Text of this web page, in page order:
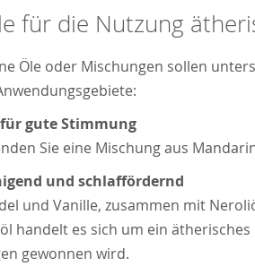
für die Nutzung
Öle oder Mischungen sollen
gute Stimmung
Sie eine Mischung aus
und schlaffördernd
und Vanille, zusammen mit
handelt es sich um ein
gewonnen wird.